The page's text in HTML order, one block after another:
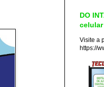
DO
celular
Visite a
https://